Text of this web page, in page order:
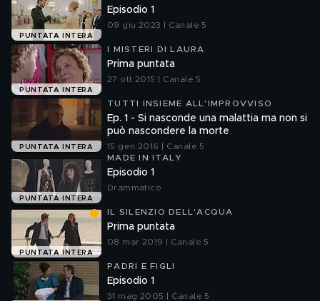
PUNTATA INTERA
Episodio 1
09 giu 2023 | Canale 5
PUNTATA INTERA
I MISTERI DI LAURA
Prima puntata
27 ott 2015 | Canale 5
PUNTATA INTERA
TUTTI INSIEME ALL'IMPROVVISO
Ep. 1 - Si nasconde una malattia ma non si
può nascondere la morte
15 gen 2016 | Canale 5
PUNTATA INTERA
MADE IN ITALY
Episodio 1
Drammatico
PUNTATA INTERA
IL SILENZIO DELL'ACQUA
Prima puntata
08 mar 2019 | Canale 5
PADRI E FIGLI
Episodio 1
31 mag 2005 | Canale 5